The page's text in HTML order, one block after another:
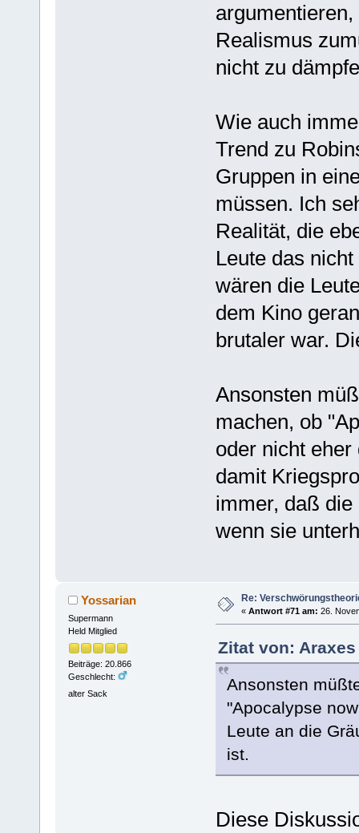
Realismus
nicht zu
Wie auch
Trend zu
Gruppen in
müssen. Ich
Realität, die
Leute das
wären die
dem Kino
brutaler war.
Ansonsten
machen, ob
oder nicht
damit
immer, daß
wenn sie
Yossarian
Supermann
Held Mitglied
Beiträge: 20.866
Geschlecht:
alter Sack
Re:
« Antwort #71 am: 26.
Zitat von: Araxes
Ansonsten
"Apocalypse
Leute an die
ist.
Diese